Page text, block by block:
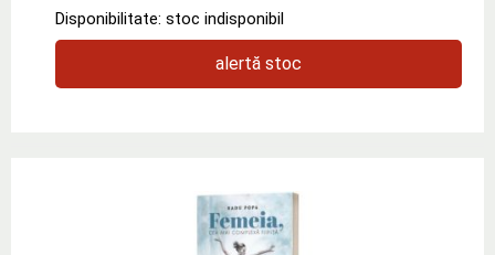
Disponibilitate: stoc indisponibil
alertă stoc